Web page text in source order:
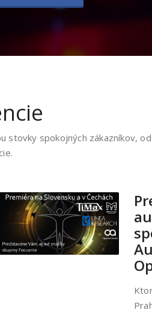
stovky spokojných zákazníkov,